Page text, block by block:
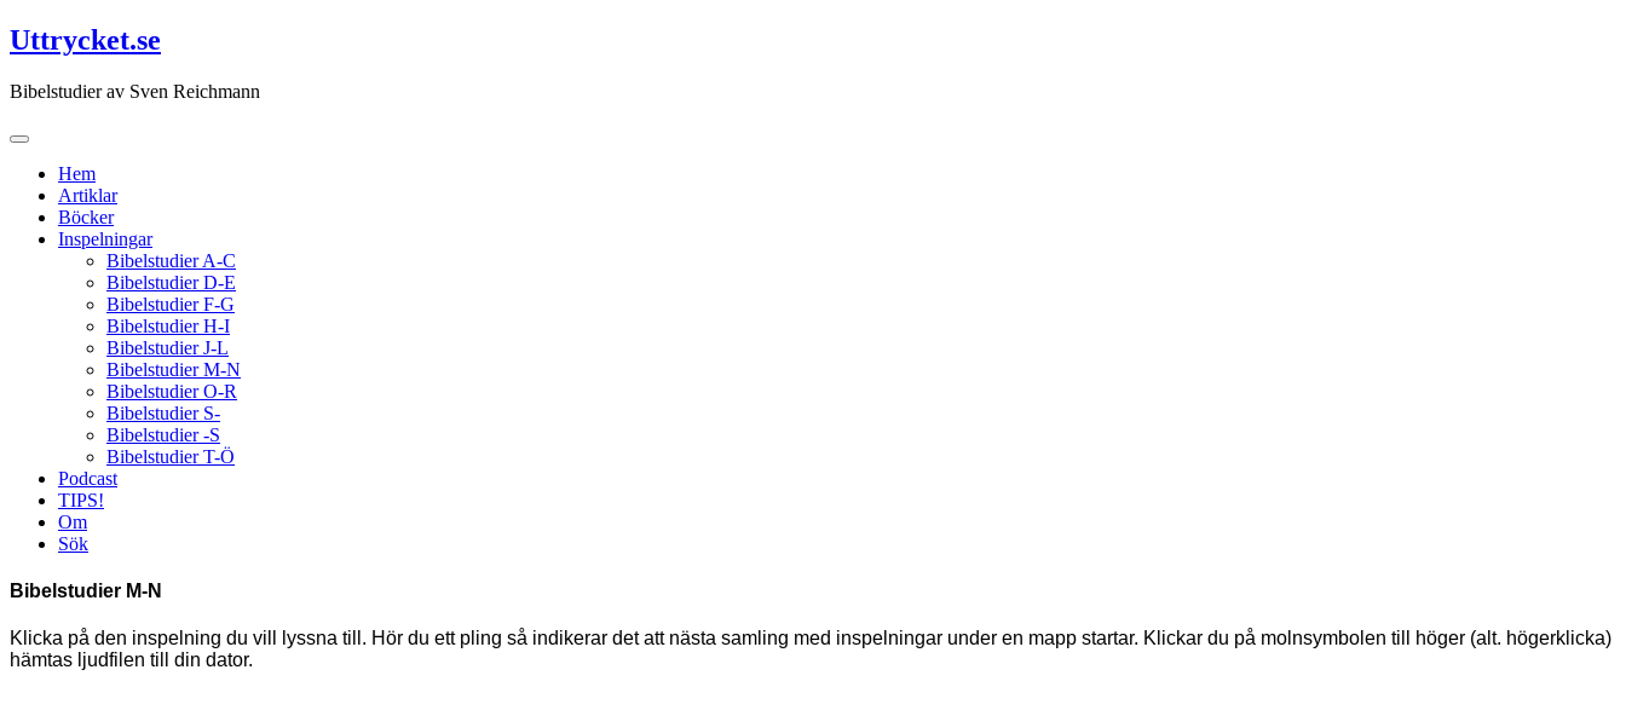
Hoppa
till
Uttrycket.se
Bibelstudier av Sven Reichmann
Hem
Artiklar
Böcker
Inspelningar
Bibelstudier A-C
Bibelstudier D-E
Bibelstudier F-G
Bibelstudier H-I
Bibelstudier J-L
Bibelstudier M-N
Bibelstudier O-R
Bibelstudier S-
Bibelstudier -S
Bibelstudier T-Ö
Podcast
TIPS!
Om
Sök
Bibelstudier M-N
Klicka på den inspelning du vill lyssna till. Hör du ett pling så indikerar det att nästa samling med inspelningar under en mapp startar. Klickar du på molnsymbolen till höger (alt. högerklicka)
hämtas ljudfilen till din dator.